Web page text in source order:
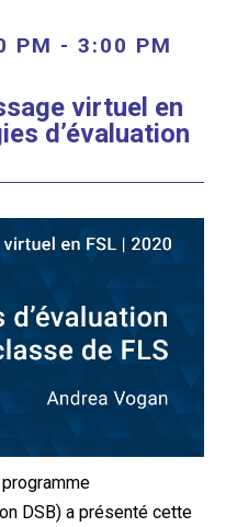
PM - 3:00 PM
virtuel en
d’évaluation
DSB) a présenté cette